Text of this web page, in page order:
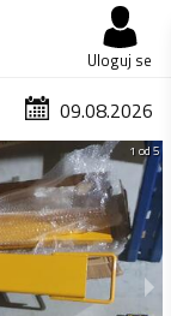
Uloguj se
09.08.2026
1 od 5